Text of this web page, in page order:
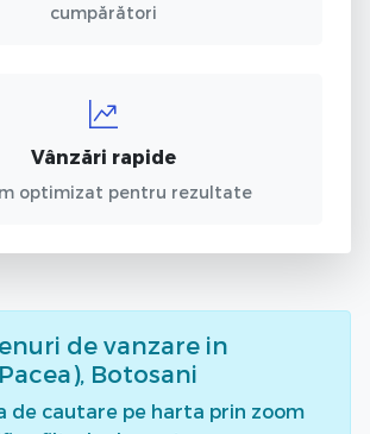
cumpărători
Vânzări rapide
optimizat pentru rezultate
de vanzare in
Botosani
de cautare pe harta prin zoom